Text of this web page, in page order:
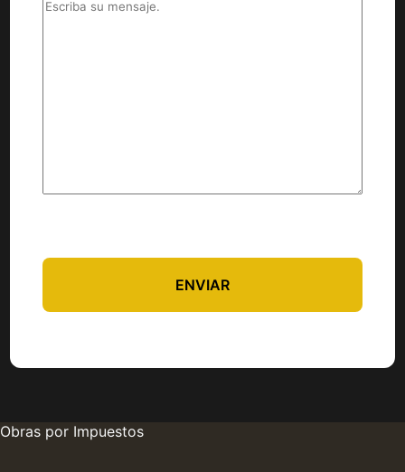
ENVIAR
Obras por Impuestos